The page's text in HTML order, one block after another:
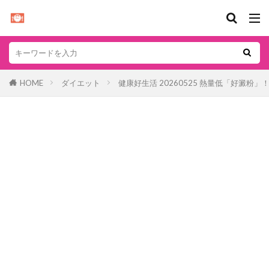
HOME ダイエット 健康好生活 20260525 熱量低「好澱粉」